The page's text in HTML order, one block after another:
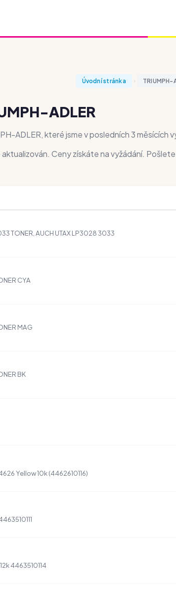
Úvodní stránka TRIUMPH-
ADLER
ADLER, které jsme v posledních 3 měsících
aktualizován. Ceny získáte na vyžádání.
TONER, AUCH UTAX LP3028 3033
CYA
MAG
BK
Yellow 10k (4462610116)
4463510114